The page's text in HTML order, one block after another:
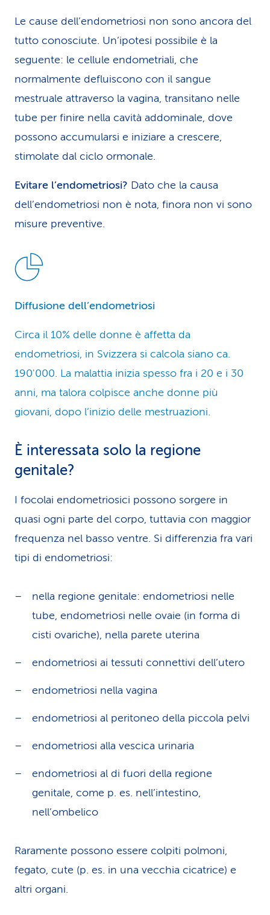
Le cause dell’endometriosi non sono ancora del
tutto conosciute. Un’ipotesi possibile è la
seguente: le cellule endometriali, che
normalmente defluiscono con il sangue
mestruale attraverso la vagina, transitano nelle
tube per finire nella cavità addominale, dove
possono accumularsi e iniziare a crescere,
stimolate dal ciclo ormonale.
Evitare l’endometriosi? Dato che la causa
dell’endometriosi non è nota, finora non vi sono
misure preventive.
Diffusione dell’endometriosi
Circa il 10% delle donne è affetta da
endometriosi, in Svizzera si calcola siano ca.
190'000. La malattia inizia spesso fra i 20 e i 30
anni, ma talora colpisce anche donne più
giovani, dopo l’inizio delle mestruazioni.
È interessata solo la regione
genitale?
I focolai endometriosici possono sorgere in
quasi ogni parte del corpo, tuttavia con maggior
frequenza nel basso ventre. Si differenzia fra vari
tipi di endometriosi:
nella regione genitale: endometriosi nelle
tube, endometriosi nelle ovaie (in forma di
cisti ovariche), nella parete uterina
endometriosi ai tessuti connettivi dell’utero
endometriosi nella vagina
endometriosi al peritoneo della piccola pelvi
endometriosi alla vescica urinaria
endometriosi al di fuori della regione
genitale, come p. es. nell’intestino,
nell’ombelico
Raramente possono essere colpiti polmoni,
fegato, cute (p. es. in una vecchia cicatrice) e
altri organi.